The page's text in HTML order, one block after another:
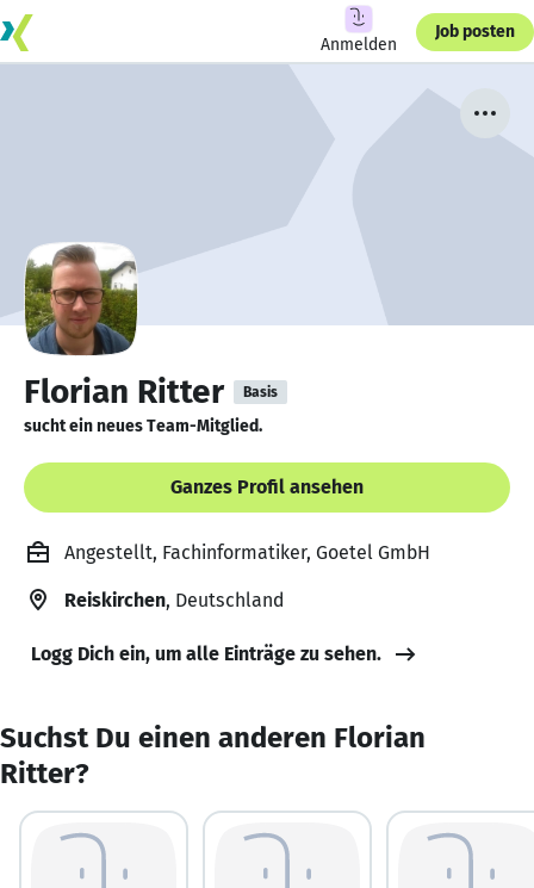
Anmelden
Job posten
Florian Ritter Basis
sucht ein neues Team-Mitglied.
Ganzes Profil ansehen
Angestellt, Fachinformatiker, Goetel GmbH
Reiskirchen, Deutschland
Logg Dich ein, um alle Einträge zu sehen.
Suchst Du einen anderen Florian
Ritter?